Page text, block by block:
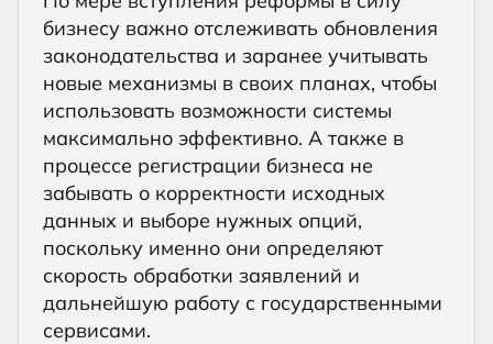
бизнесу важно отслеживать обновления
законодательства и заранее учитывать
новые механизмы в своих планах, чтобы
использовать возможности системы
максимально эффективно. А также в
процессе регистрации бизнеса не
забывать о корректности исходных
данных и выборе нужных опций,
поскольку именно они определяют
скорость обработки заявлений и
дальнейшую работу с государственными
сервисами.